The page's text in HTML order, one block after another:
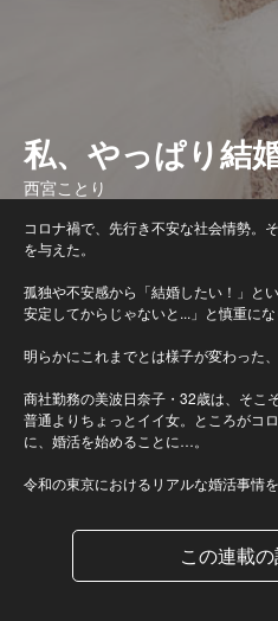
私、やっぱり結
西宮ことり
コロナ禍で、先行き不安な社会情勢。
を与えた。
孤独や不安感から「結婚したい！」と
安定してからじゃないと...」と慎重にな
明らかにこれまでとは様子が変わった、
商社勤務の美波日奈子・32歳は、そこ
普通よりちょっとイイ女。ところがコ
に、婚活を始めることに…。
令和の東京におけるリアルな婚活事情を
この連載